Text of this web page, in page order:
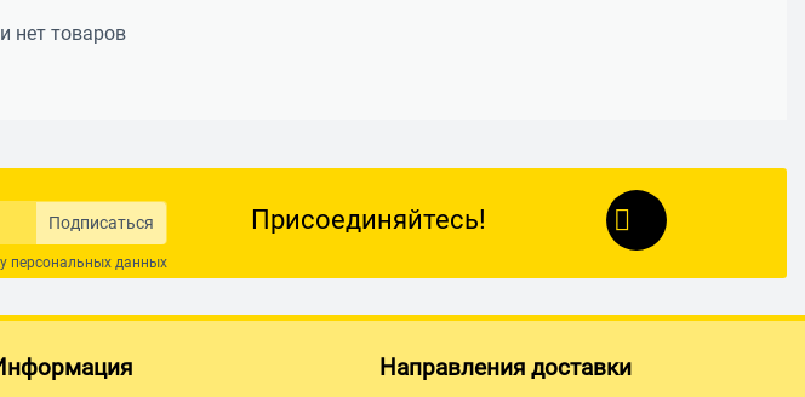
нет товаров
Подписаться
персональных данных
Присоединяйтесь!
Направления доставки